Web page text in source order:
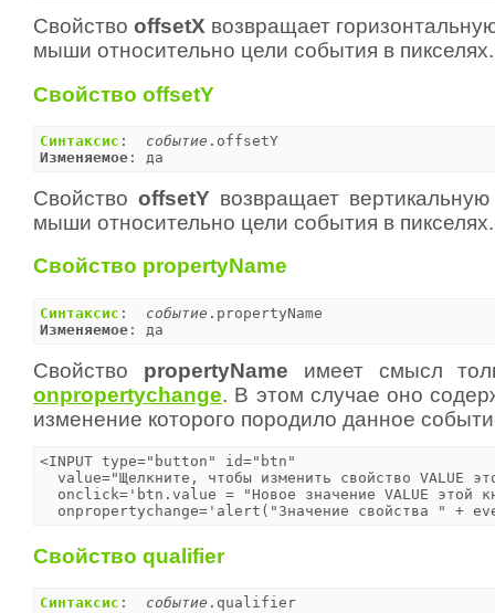
Свойство offsetX возвращает
мыши относительно цели события в пикселях.
Свойство offsetY
Синтаксис : событие
Изменяемое : да
Свойство offsetY возвращает
мыши относительно цели события в пикселях.
Свойство propertyName
Синтаксис : событие
Изменяемое : да
Свойство propertyName имеет смысл
onpropertychange. В этом случае оно
изменение которого породило данное
<INPUT type="button" id="btn"
value="Щелкните, чтобы изменить свойство VALUE
onclick='btn.value = "Новое значение VALUE этой
onpropertychange='alert("Значение свойства " +
Свойство qualifier
Синтаксис : событие